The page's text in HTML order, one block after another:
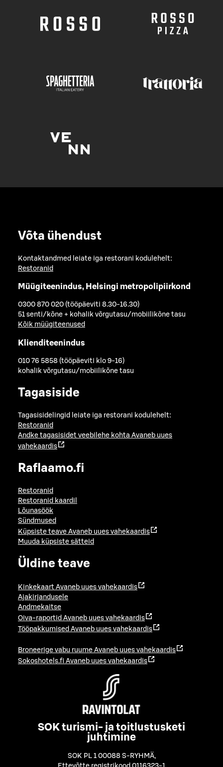
Võta ühendust
Kontaktandmed leiate iga restorani kodulehelt:
Restoranid
Müügiteenindus, Helsingi metropolipiirkond
0300 870 020 (tööpäeviti 8.30-16.30)
51 senti/kõne + kohalik võrgutasu/mobiilikõne tasu
Kõik müügiteenused
Klienditeenindus
010 76 5858 (tööpäeviti klo 9-16)
kohalik võrgutasu/mobiilikõne tasu
Tagasiside
Tagasisidelingid leiate iga restorani kodulehelt:
Restoranid
Andke tagasisidet veebilehe kohta Avaneb uues
vahekaardis
Raflaamo.fi
Restoranid
Restoranid kaardil
Lõunasöök
Sündmused
Küpsiste teave Avaneb uues vahekaardis
Muuda küpsiste sätteid
Üldine teave
Kinkekaart Avaneb uues vahekaardis
Ajakirjandusele
Andmekaitse
Oiva-raportid Avaneb uues vahekaardis
Tööpakkumised Avaneb uues vahekaardis
Broneerige vabu ruume Avaneb uues vahekaardis
Sokoshotels.fi Avaneb uues vahekaardis
SOK turismi- ja toitlustusketi
juhtimine
SOK PL 1 00088 S-RYHMÄ,